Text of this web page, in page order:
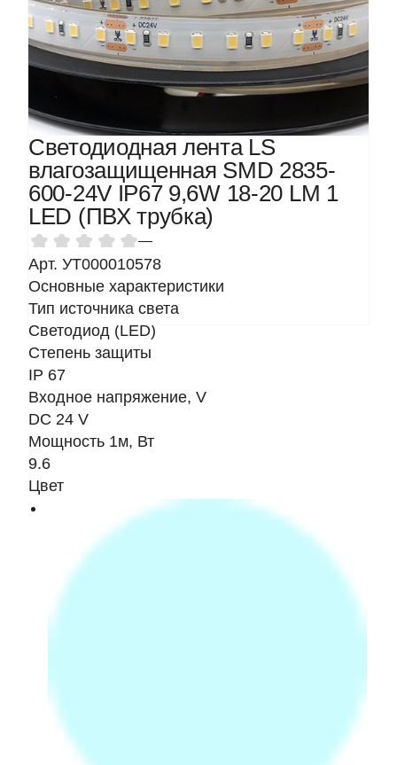
Светодиодная лента LS
влагозащищенная SMD 2835-
600-24V IP67 9,6W 18-20 LM 1
LED (ПВХ трубка)
—
Арт. УТ000010578
Основные характеристики
Тип источника света
Светодиод (LED)
Степень защиты
IP 67
Входное напряжение, V
DC 24 V
Мощность 1м, Вт
9.6
Цвет